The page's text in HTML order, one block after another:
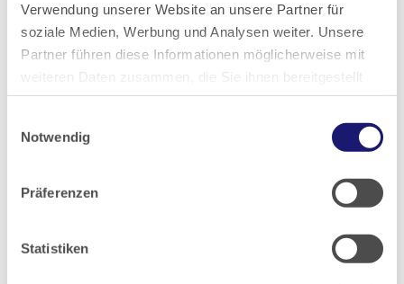
Verwendung unserer Website an unsere Partner für
soziale Medien, Werbung und Analysen weiter. Unsere
Partner führen diese Informationen möglicherweise mit
weiteren Daten zusammen, die Sie ihnen bereitgestellt
haben oder die sie im Rahmen Ihrer Nutzung der Dienste
Notwendig
Präferenzen
Statistiken
2019
2018